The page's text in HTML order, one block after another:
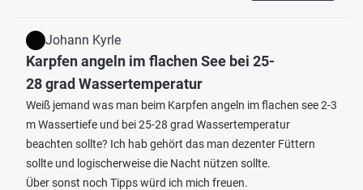
Johann Kyrle
Karpfen angeln im flachen See bei 25-
28 grad Wassertemperatur
Weiß jemand was man beim Karpfen angeln im flachen see 2-3
m Wassertiefe und bei 25-28 grad Wassertemperatur
beachten sollte? Ich hab gehört das man dezenter Füttern
sollte und logischerweise die Nacht nützen sollte.
Über sonst noch Tipps würd ich mich freuen.